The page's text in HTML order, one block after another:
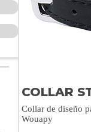
COLLAR
Collar de diseño
Wouapy